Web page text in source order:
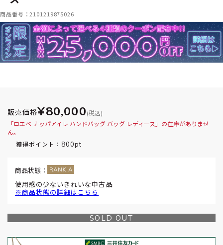
商品番号：2101219875026
販売価格¥80,000 (税込)
「ロエベ ナッパアイレ ハンドバッグ バッグ レディース」の在庫がありませ
ん。
獲得ポイント： 800pt
商品状態：
使用感の少ないきれいな中古品
※商品状態の詳細はこちら
SOLD OUT